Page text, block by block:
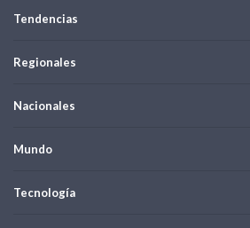
Tendencias
Regionales
Nacionales
Mundo
Tecnología